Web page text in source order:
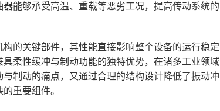
能够承受高温、重载等恶劣工况，提高传动系统的
的关键部件，其性能直接影响整个设备的运行稳定
柔性缓冲与制动功能的独特优势，在诸多工业领域
制动的痛点，又通过合理的结构设计降低了振动冲
重要组件。